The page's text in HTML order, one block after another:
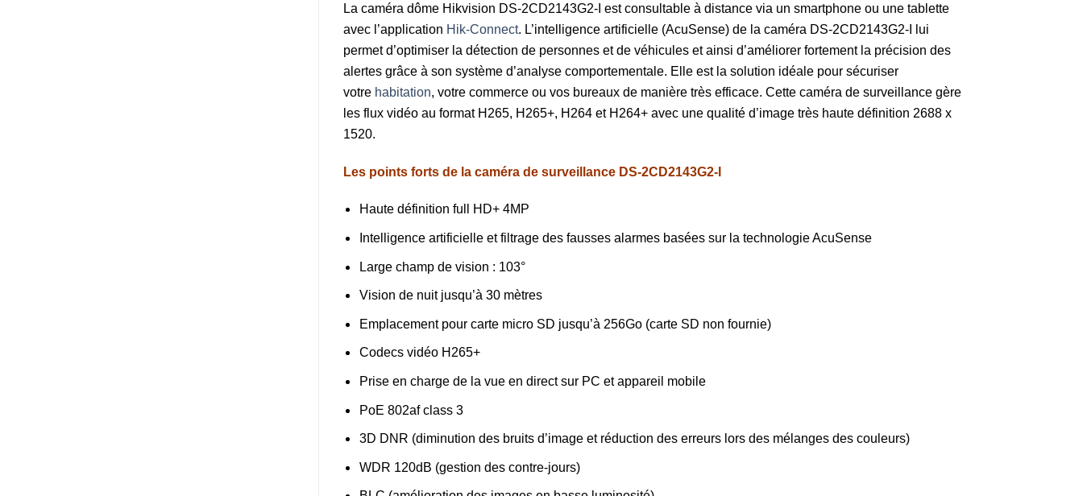
La caméra dôme Hikvision DS-2CD2143G2-I est consultable à distance via un smartphone ou une tablette
avec l’application Hik-Connect. L’intelligence artificielle (AcuSense) de la caméra DS-2CD2143G2-I lui
permet d’optimiser la détection de personnes et de véhicules et ainsi d’améliorer fortement la précision des
alertes grâce à son système d’analyse comportementale. Elle est la solution idéale pour sécuriser
votre habitation, votre commerce ou vos bureaux de manière très efficace. Cette caméra de surveillance gère
les flux vidéo au format H265, H265+, H264 et H264+ avec une qualité d’image très haute définition 2688 x
1520.
Les points forts de la caméra de surveillance DS-2CD2143G2-I
Haute définition full HD+ 4MP
Intelligence artificielle et filtrage des fausses alarmes basées sur la technologie AcuSense
Large champ de vision : 103°
Vision de nuit jusqu’à 30 mètres
Emplacement pour carte micro SD jusqu’à 256Go (carte SD non fournie)
Codecs vidéo H265+
Prise en charge de la vue en direct sur PC et appareil mobile
PoE 802af class 3
3D DNR (diminution des bruits d’image et réduction des erreurs lors des mélanges des couleurs)
WDR 120dB (gestion des contre-jours)